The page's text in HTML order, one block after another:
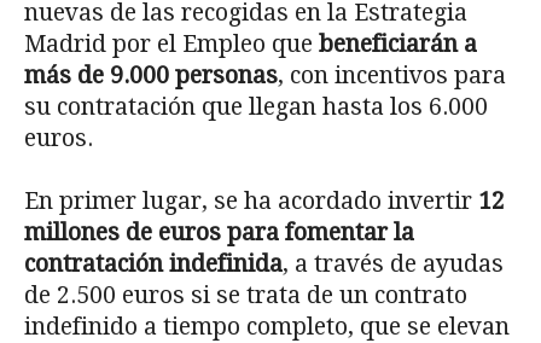
nuevas de las recogidas en la Estrategia
Madrid por el Empleo que beneficiarán a
más de 9.000 personas, con incentivos para
su contratación que llegan hasta los 6.000
euros.
En primer lugar, se ha acordado invertir 12
millones de euros para fomentar la
contratación indefinida, a través de ayudas
de 2.500 euros si se trata de un contrato
indefinido a tiempo completo, que se elevan